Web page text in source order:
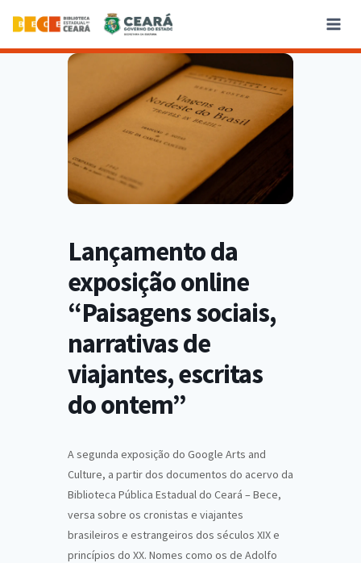
Lançamento da
exposição online
“Paisagens sociais,
narrativas de
viajantes, escritas
do ontem”
A segunda exposição do Google Arts and
Culture, a partir dos documentos do acervo da
Biblioteca Pública Estadual do Ceará – Bece,
versa sobre os cronistas e viajantes
brasileiros e estrangeiros dos séculos XIX e
princípios do XX. Nomes como os de Adolfo